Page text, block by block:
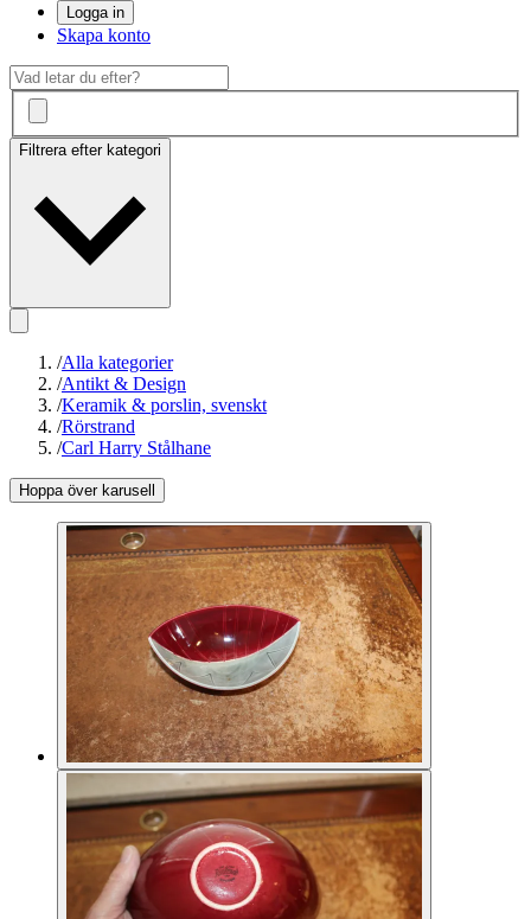
Logga in
Skapa konto
Filtrera efter kategori
/Alla kategorier
/Antikt & Design
/Keramik & porslin, svenskt
/Rörstrand
/Carl Harry Stålhane
Hoppa över karusell